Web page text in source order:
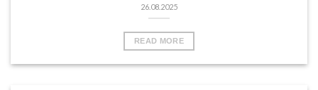
26.08.2025
READ MORE